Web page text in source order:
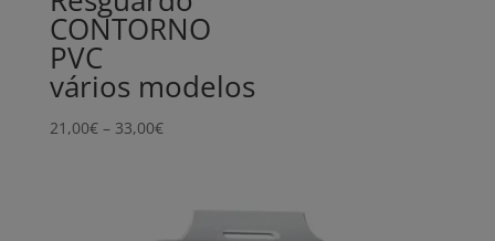
CONTORNO
PVC
vários modelos
21,00€ – 33,00€Price
33,00€